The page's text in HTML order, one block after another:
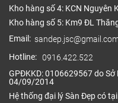
Kho hàng số 4: KCN Nguyên
Kho hàng số 5: Km9 ĐL
Email:
Hotline: 0916.422.522
GPĐKKD: 0106629567 do
04/09/2014
Hệ thống đại lý Sàn Đẹp có